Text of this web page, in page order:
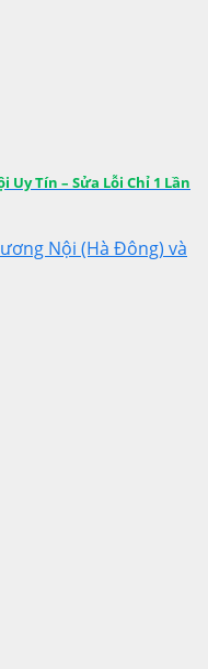
Tín – Sửa Lỗi Chỉ 1 Lần
Nội (Hà Đông) và